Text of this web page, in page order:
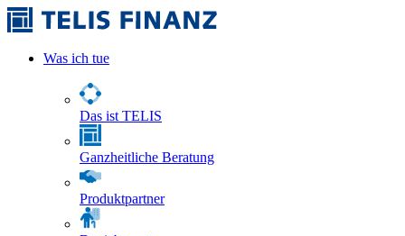
Was ich tue
Das ist TELIS
Ganzheitliche Beratung
Produktpartner